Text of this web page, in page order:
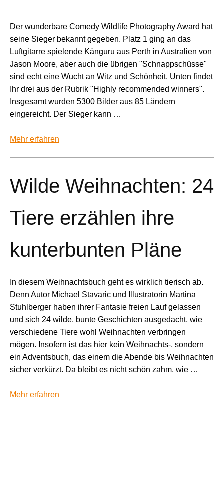
Der wunderbare Comedy Wildlife Photography Award hat
seine Sieger bekannt gegeben. Platz 1 ging an das
Luftgitarre spielende Känguru aus Perth in Australien von
Jason Moore, aber auch die übrigen "Schnappschüsse"
sind echt eine Wucht an Witz und Schönheit. Unten findet
Ihr drei aus der Rubrik "Highly recommended winners".
Insgesamt wurden 5300 Bilder aus 85 Ländern
eingereicht. Der Sieger kann …
Mehr erfahren
Wilde Weihnachten: 24
Tiere erzählen ihre
kunterbunten Pläne
In diesem Weihnachtsbuch geht es wirklich tierisch ab.
Denn Autor Michael Stavaric und Illustratorin Martina
Stuhlberger haben ihrer Fantasie freien Lauf gelassen
und sich 24 wilde, bunte Geschichten ausgedacht, wie
verschiedene Tiere wohl Weihnachten verbringen
mögen. Insofern ist das hier kein Weihnachts-, sondern
ein Adventsbuch, das einem die Abende bis Weihnachten
sicher verkürzt. Da bleibt es nicht schön zahm, wie …
Mehr erfahren